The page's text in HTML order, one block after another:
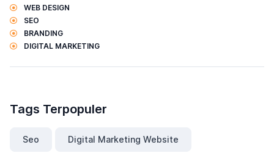
WEB DESIGN
SEO
BRANDING
DIGITAL MARKETING
Tags Terpopuler
Seo Digital Marketing Website